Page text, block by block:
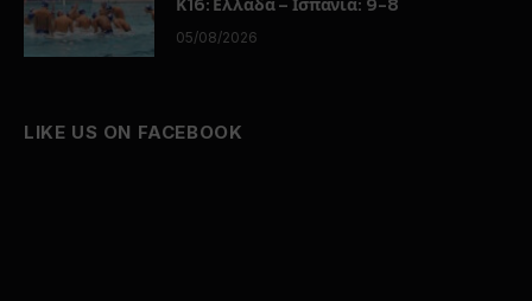
Κ16: Ελλάδα – Ισπανία: 9-8
05/08/2026
LIKE US ON FACEBOOK